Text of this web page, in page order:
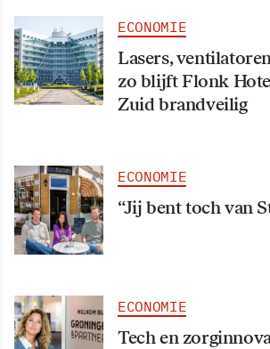
ECONOMIE
Lasers,
zo blijft Flonk
Zuid brandveilig
ECONOMIE
“Jij bent toch van
ECONOMIE
Tech en